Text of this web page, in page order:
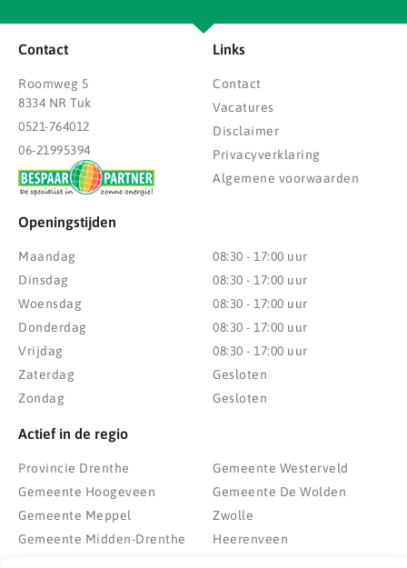
Contact
Roomweg 5
8334 NR Tuk
0521-764012
06-21995394
Links
Contact
Vacatures
Disclaimer
Privacyverklaring
Algemene voorwaarden
Openingstijden
Maandag
Dinsdag
Woensdag
Donderdag
Vrijdag
Zaterdag
Zondag
08:30 - 17:00 uur
08:30 - 17:00 uur
08:30 - 17:00 uur
08:30 - 17:00 uur
08:30 - 17:00 uur
Gesloten
Gesloten
Actief in de regio
Provincie Drenthe
Gemeente Hoogeveen
Gemeente Meppel
Gemeente Midden-Drenthe
Gemeente Westerveld
Gemeente De Wolden
Zwolle
Heerenveen